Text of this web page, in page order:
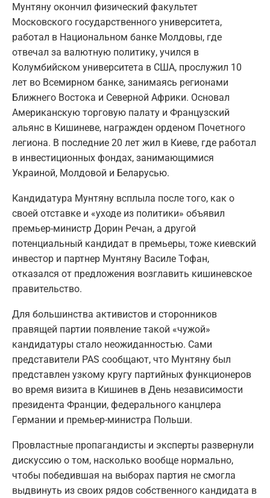
Мунтяну окончил физический факультет
Московского государственного университета,
работал в Национальном банке Молдовы, где
отвечал за валютную политику, учился в
Колумбийском университета в США, прослужил 10
лет во Всемирном банке, занимаясь регионами
Ближнего Востока и Северной Африки. Основал
Американскую торговую палату и Французский
альянс в Кишиневе, награжден орденом Почетного
легиона. В последние 20 лет жил в Киеве, где работал
в инвестиционных фондах, занимающимися
Украиной, Молдовой и Беларусью.
Кандидатура Мунтяну всплыла после того, как о
своей отставке и «уходе из политики» объявил
премьер-министр Дорин Речан, а другой
потенциальный кандидат в премьеры, тоже киевский
инвестор и партнер Мунтяну Василе Тофан,
отказался от предложения возглавить кишиневское
правительство.
Для большинства активистов и сторонников
правящей партии появление такой «чужой»
кандидатуры стало неожиданностью. Сами
представители PAS сообщают, что Мунтяну был
представлен узкому кругу партийных функционеров
во время визита в Кишинев в День независимости
президента Франции, федерального канцлера
Германии и премьер-министра Польши.
Провластные пропагандисты и эксперты развернули
дискуссию о том, насколько вообще нормально,
чтобы победившая на выборах партия не смогла
выдвинуть из своих рядов собственного кандидата в